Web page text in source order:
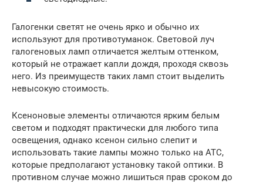
Галогенки светят не очень ярко и обычно их
используют для противотуманок. Световой луч
галогеновых ламп отличается желтым оттенком,
который не отражает капли дождя, проходя сквозь
него. Из преимуществ таких ламп стоит выделить
невысокую стоимость.
Ксеноновые элементы отличаются ярким белым
светом и подходят практически для любого типа
освещения, однако ксенон сильно слепит и
использовать такие лампы можно только на АТС,
которые предполагают установку такой оптики. В
противном случае можно лишиться прав сроком до